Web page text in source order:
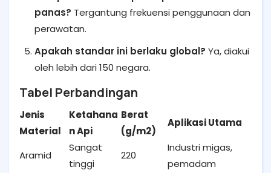
panas? Tergantung frekuensi penggunaan dan
perawatan.
Apakah standar ini berlaku global? Ya, diakui
oleh lebih dari 150 negara.
Tabel Perbandingan
Jenis
Material
Ketahana
n Api
Berat
(g/m2)
Aplikasi Utama
Aramid
Sangat
tinggi
220
Industri migas,
pemadam